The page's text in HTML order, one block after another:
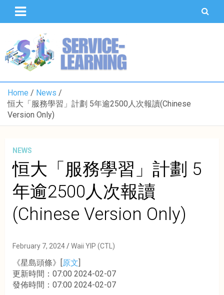
o
n
Home
News
恒大「服務學習」計劃 5年逾2500人次報讀(Chinese
Version Only)
NEWS
恒大「服務學習」計劃 5
年逾2500人次報讀
(Chinese Version Only)
February 7, 2024 Waii YIP (CTL)
《星島頭條》[ 原文
更新時間：07:00 2024-02-07
發佈時間：07:00 2024-02-07